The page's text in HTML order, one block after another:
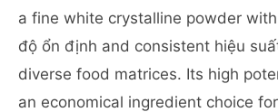
a fine white crystalline powder
độ ổn định and consistent hiệu
diverse food matrices. Its high
an economical ingredient choice